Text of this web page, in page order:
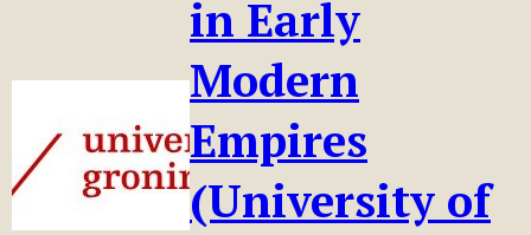
in Early
Modern
Empires
(University of